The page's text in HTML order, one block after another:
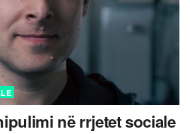
në rrjetet sociale